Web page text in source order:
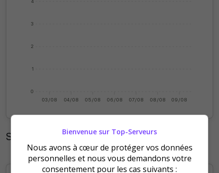
0
1
2
3
03/08 04/08 05/08 06/08 07/08 08/08 09/08
Statistiques mensuelles
Bienvenue sur Top-Serveurs
Nous avons à cœur de protéger vos données
personnelles et nous vous demandons votre
consentement pour les cas suivants :